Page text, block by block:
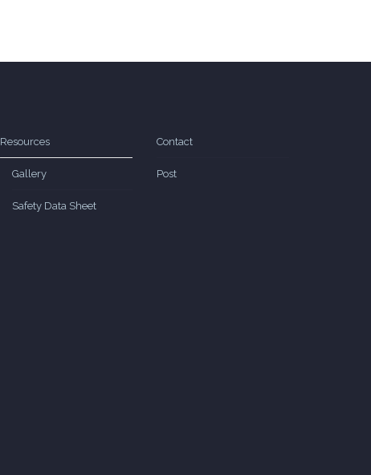
Resources
Gallery
Safety Data Sheet
Contact
Post